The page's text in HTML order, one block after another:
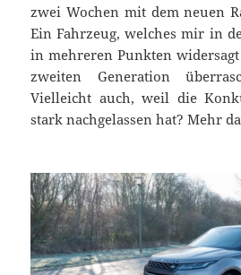
zwei Wochen mit dem neuen
Ein Fahrzeug, welches mir in
in mehreren Punkten
zweiten Generation
Vielleicht auch, weil die
stark nachgelassen hat? Mehr